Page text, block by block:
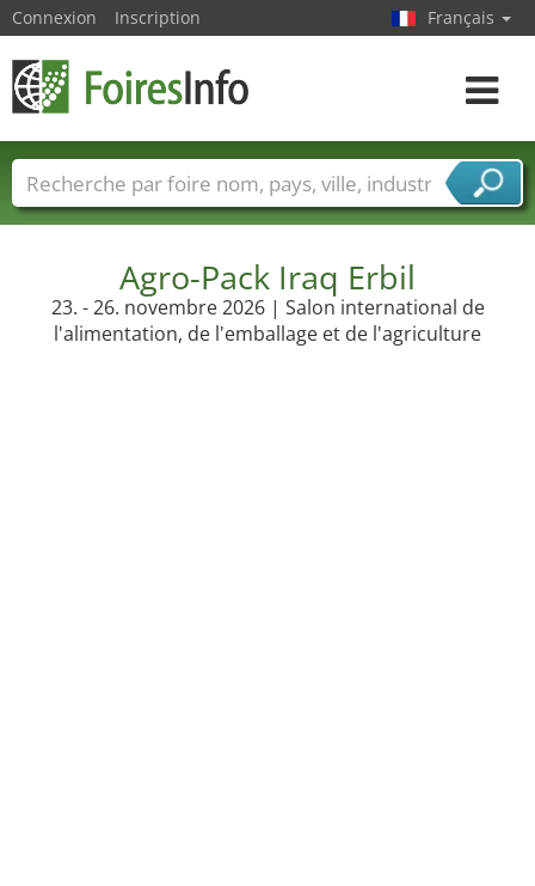
Agro-Pack Iraq Erbil
23. - 26. novembre 2026 | Salon international de
l'alimentation, de l'emballage et de l'agriculture
Connexion Inscription Français
Toggle
Foire noms Pays Villes
Secteurs de foire